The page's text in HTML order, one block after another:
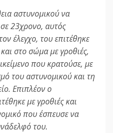
αστυνομικού να
σε 23χρονο, αυτός
έλεγχο, του επιτέθηκε
στο σώμα με γροθιές,
που κρατούσε, με
του αστυνομικού και τη
Επιπλέον ο
με γροθιές και
που έσπευσε να
του.